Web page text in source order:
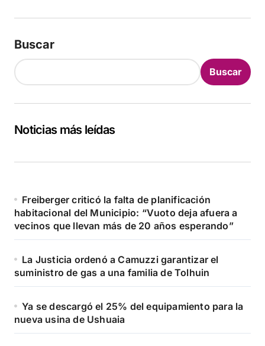
Buscar
Buscar
Noticias más leídas
Freiberger criticó la falta de planificación
habitacional del Municipio: “Vuoto deja afuera a
vecinos que llevan más de 20 años esperando”
La Justicia ordenó a Camuzzi garantizar el
suministro de gas a una familia de Tolhuin
Ya se descargó el 25% del equipamiento para la
nueva usina de Ushuaia